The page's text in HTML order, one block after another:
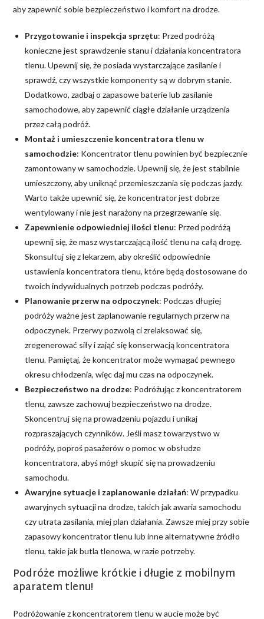
aby zapewnić sobie bezpieczeństwo i komfort na drodze.
Przygotowanie i inspekcja sprzętu: Przed podróżą
konieczne jest sprawdzenie stanu i działania koncentratora
tlenu. Upewnij się, że posiada wystarczające zasilanie i
sprawdź, czy wszystkie komponenty są w dobrym stanie.
Dodatkowo, zadbaj o zapasowe baterie lub zasilanie
samochodowe, aby zapewnić ciągłe działanie urządzenia
przez całą podróż.
Montaż i umieszczenie koncentratora tlenu w
samochodzie: Koncentrator tlenu powinien być bezpiecznie
zamontowany w samochodzie. Upewnij się, że jest stabilnie
umieszczony, aby uniknąć przemieszczania się podczas jazdy.
Warto także upewnić się, że koncentrator jest dobrze
wentylowany i nie jest narażony na przegrzewanie się.
Zapewnienie odpowiedniej ilości tlenu: Przed podróżą
upewnij się, że masz wystarczającą ilość tlenu na całą drogę.
Skonsultuj się z lekarzem, aby określić odpowiednie
ustawienia koncentratora tlenu, które będą dostosowane do
twoich indywidualnych potrzeb podczas podróży.
Planowanie przerw na odpoczynek: Podczas długiej
podróży ważne jest zaplanowanie regularnych przerw na
odpoczynek. Przerwy pozwolą ci zrelaksować się,
zregenerować siły i zająć się konserwacją koncentratora
tlenu. Pamiętaj, że koncentrator może wymagać pewnego
okresu chłodzenia, więc daj mu czas na odpoczynek.
Bezpieczeństwo na drodze: Podróżując z koncentratorem
tlenu, zawsze zachowuj bezpieczeństwo na drodze.
Skoncentruj się na prowadzeniu pojazdu i unikaj
rozpraszających czynników. Jeśli masz towarzystwo w
podróży, poproś pasażerów o pomoc w obsłudze
koncentratora, abyś mógł skupić się na prowadzeniu
samochodu.
Awaryjne sytuacje i zaplanowanie działań: W przypadku
awaryjnych sytuacji na drodze, takich jak awaria samochodu
czy utrata zasilania, miej plan działania. Zawsze miej przy sobie
zapasowy koncentrator tlenu lub inne alternatywne źródło
tlenu, takie jak butla tlenowa, w razie potrzeby.
Podróże możliwe krótkie i długie z mobilnym
aparatem tlenu!
Podróżowanie z koncentratorem tlenu w aucie może być